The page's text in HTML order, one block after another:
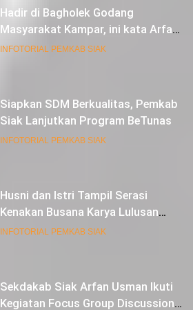
Hadir di Bagholek Godang
Masyarakat Kampar, ini kata Arfan
Usman
INFOTORIAL PEMKAB SIAK
Siapkan SDM Berkualitas, Pemkab
Siak Lanjutkan Program BeTunas
INFOTORIAL PEMKAB SIAK
Husni dan Istri Tampil Serasi
Kenakan Busana Karya Lulusan
SMK Pariwisata Siak, di Lancang
INFOTORIAL PEMKAB SIAK
Sekdakab Siak Arfan Usman Ikuti
Kegiatan Focus Group Discussion